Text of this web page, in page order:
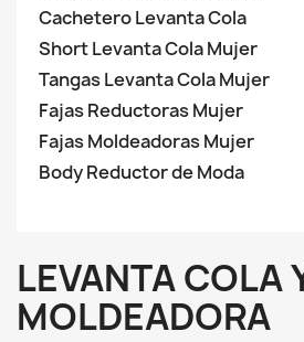
Cachetero Levanta Cola
Short Levanta Cola Mujer
Tangas Levanta Cola Mujer
Fajas Reductoras Mujer
Fajas Moldeadoras Mujer
Body Reductor de Moda
LEVANTA COLA
MOLDEADORA